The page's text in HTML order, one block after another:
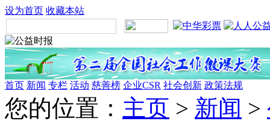
设为首页 收藏本站
首页 新闻 专栏 活动 慈善榜 企业CSR 社会创新 政策法规
您的位置： 主页 > 新闻 >